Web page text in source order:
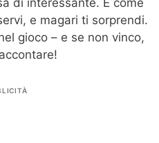
e magari ti sorprendi.
gioco – e se non vinco,